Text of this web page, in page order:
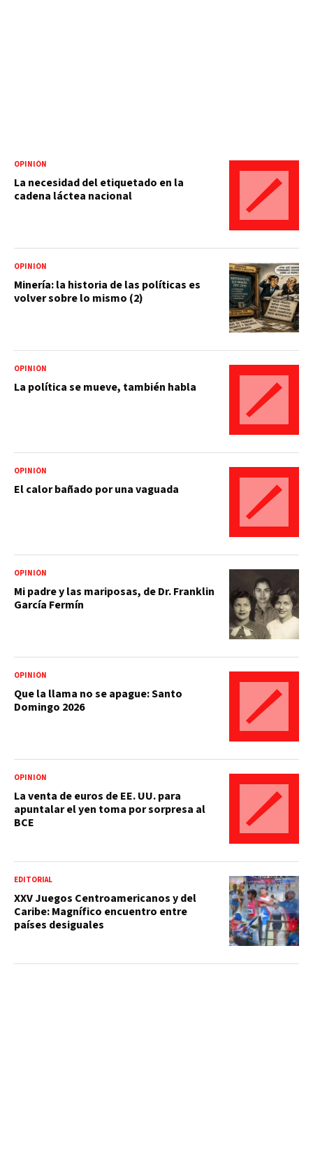
OPINIÓN
La necesidad del etiquetado en la
cadena láctea nacional
OPINIÓN
Minería: la historia de las políticas es
volver sobre lo mismo (2)
OPINIÓN
La política se mueve, también habla
OPINIÓN
El calor bañado por una vaguada
OPINIÓN
Mi padre y las mariposas, de Dr. Franklin
García Fermín
OPINIÓN
Que la llama no se apague: Santo
Domingo 2026
OPINIÓN
La venta de euros de EE. UU. para
apuntalar el yen toma por sorpresa al
BCE
EDITORIAL
XXV Juegos Centroamericanos y del
Caribe: Magnífico encuentro entre
países desiguales